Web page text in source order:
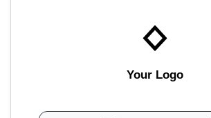
Your Logo